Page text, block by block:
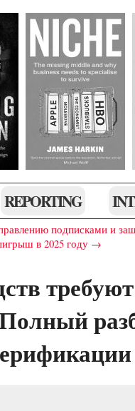
REPORTING
подписками и
в 2025 году →